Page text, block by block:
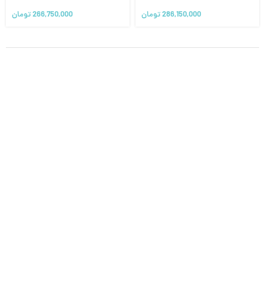
286,150,000تومان 266,750,000تومان